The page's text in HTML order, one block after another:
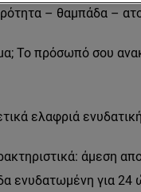
– θαμπάδα –
Το πρόσωπό σου
ελαφριά
άμεση
ενυδατωμένη για 24